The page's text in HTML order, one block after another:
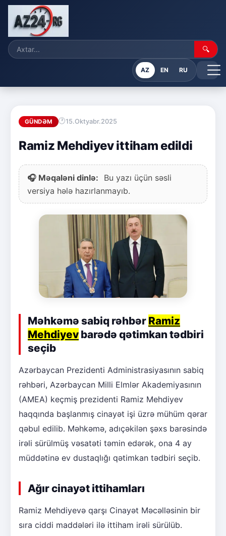
🔍
AZ EN RU
GÜNDƏM 15.Oktyabr.2025
Ramiz Mehdiyev ittiham edildi
🎧 Məqaləni dinlə:
Bu yazı üçün səsli
versiya hələ hazırlanmayıb.
Məhkəmə sabiq rəhbər Ramiz
Mehdiyev barədə qətimkan tədbiri
seçib
Azərbaycan Prezidenti Administrasiyasının sabiq
rəhbəri, Azərbaycan Milli Elmlər Akademiyasının
(AMEA) keçmiş prezidenti Ramiz Mehdiyev
haqqında başlanmış cinayət işi üzrə mühüm qərar
qəbul edilib. Məhkəmə, adıçəkilən şəxs barəsində
irəli sürülmüş vəsatəti təmin edərək, ona 4 ay
müddətinə ev dustaqlığı qətimkan tədbiri seçib.
Ağır cinayət ittihamları
Ramiz Mehdiyevə qarşı Cinayət Məcəlləsinin bir
sıra ciddi maddələri ilə ittiham irəli sürülüb.